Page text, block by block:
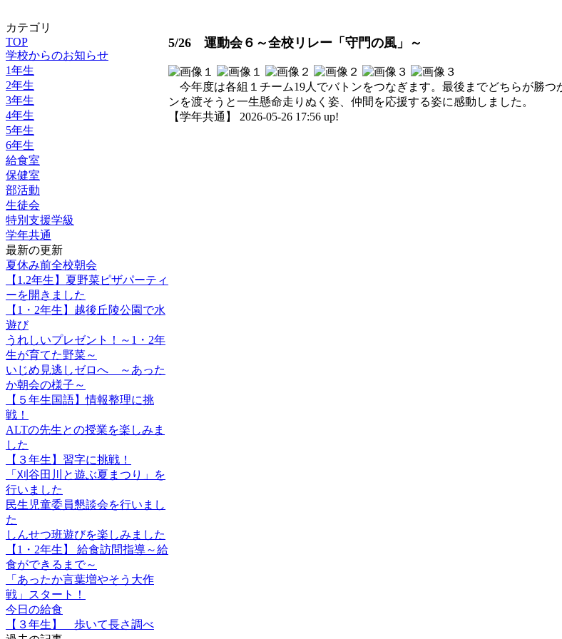
カテゴリ
TOP
学校からのお知らせ
1年生
2年生
3年生
4年生
5年生
6年生
給食室
保健室
部活動
生徒会
特別支援学級
学年共通
最新の更新
夏休み前全校朝会
【1.2年生】夏野菜ピザパーティ
ーを開きました
【1・2年生】越後丘陵公園で水
遊び
うれしいプレゼント！～1・2年
生が育てた野菜～
いじめ見逃しゼロへ ～あった
か朝会の様子～
【５年生国語】情報整理に挑
戦！
ALTの先生との授業を楽しみま
した
【３年生】習字に挑戦！
「刈谷田川と遊ぶ夏まつり」を
行いました
民生児童委員懇談会を行いまし
た
しんせつ班遊びを楽しみました
【1・2年生】 給食訪問指導～給
食ができるまで～
「あったか言葉増やそう大作
戦」スタート！
今日の給食
【３年生】 歩いて長さ調べ
5/26 運動会６～全校リレー「守門の風」～
今年度は各組１チーム19人でバトンをつなぎます。最後までどちらが勝つ
ンを渡そうと一生懸命走りぬく姿、仲間を応援する姿に感動しました。
【学年共通】 2026-05-26 17:56 up!